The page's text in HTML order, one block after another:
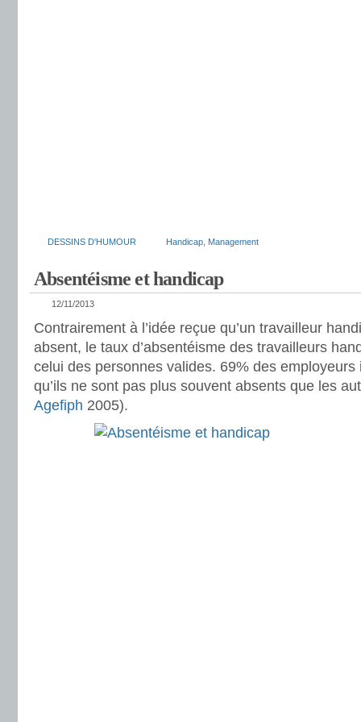
DESSINS D'HUMOUR Handicap Management
Absentéisme et handicap
12/11/2013
Contrairement à l’idée reçue qu’un travailleur
absent, le taux d’absentéisme des travailleurs
celui des personnes valides. 69% des employeurs
qu’ils ne sont pas plus souvent absents que les
Agefiph 2005).